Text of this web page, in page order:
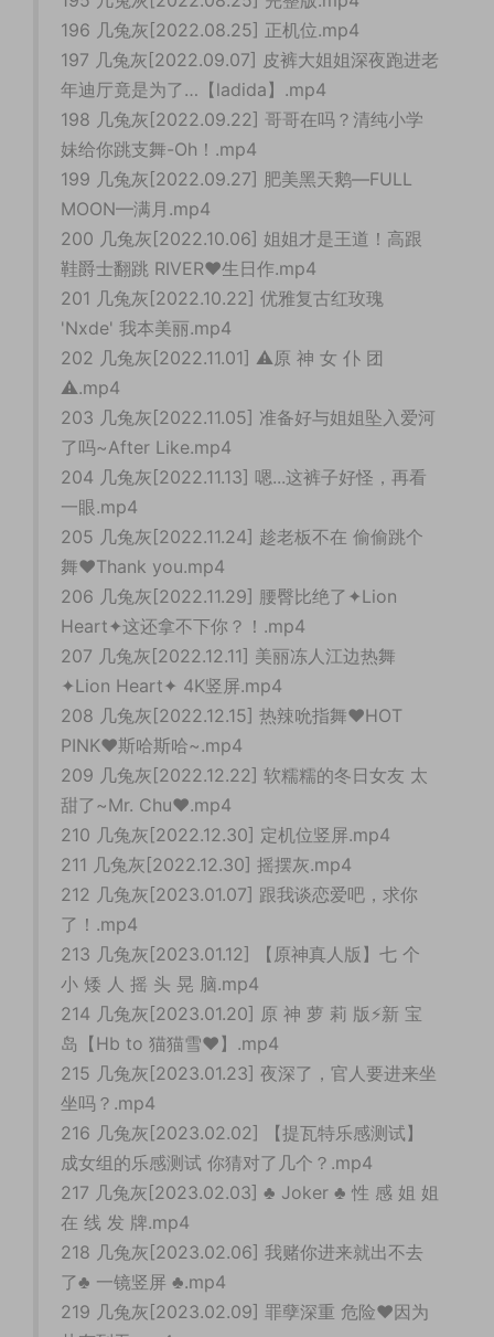
196 几兔灰[2022.08.25] 正机位.mp4
197 几兔灰[2022.09.07] 皮裤大姐姐深夜跑进老
年迪厅竟是为了…【ladida】.mp4
198 几兔灰[2022.09.22] 哥哥在吗？清纯小学
妹给你跳支舞-Oh！.mp4
199 几兔灰[2022.09.27] 肥美黑天鹅—FULL
MOON—满月.mp4
200 几兔灰[2022.10.06] 姐姐才是王道！高跟
鞋爵士翻跳 RIVER❤生日作.mp4
201 几兔灰[2022.10.22] 优雅复古红玫瑰
'Nxde' 我本美丽.mp4
202 几兔灰[2022.11.01] ⚠️原 神 女 仆 团
⚠️.mp4
203 几兔灰[2022.11.05] 准备好与姐姐坠入爱河
了吗~After Like.mp4
204 几兔灰[2022.11.13] 嗯...这裤子好怪，再看
一眼.mp4
205 几兔灰[2022.11.24] 趁老板不在 偷偷跳个
舞♥Thank you.mp4
206 几兔灰[2022.11.29] 腰臀比绝了✦Lion
Heart✦这还拿不下你？！.mp4
207 几兔灰[2022.12.11] 美丽冻人江边热舞
✦Lion Heart✦ 4K竖屏.mp4
208 几兔灰[2022.12.15] 热辣吮指舞❤️HOT
PINK❤️斯哈斯哈~.mp4
209 几兔灰[2022.12.22] 软糯糯的冬日女友 太
甜了~Mr. Chu♥.mp4
210 几兔灰[2022.12.30] 定机位竖屏.mp4
211 几兔灰[2022.12.30] 摇摆灰.mp4
212 几兔灰[2023.01.07] 跟我谈恋爱吧，求你
了！.mp4
213 几兔灰[2023.01.12] 【原神真人版】七 个
小 矮 人 摇 头 晃 脑.mp4
214 几兔灰[2023.01.20] 原 神 萝 莉 版⚡新 宝
岛【Hb to 猫猫雪❤️】.mp4
215 几兔灰[2023.01.23] 夜深了，官人要进来坐
坐吗？.mp4
216 几兔灰[2023.02.02] 【提瓦特乐感测试】
成女组的乐感测试 你猜对了几个？.mp4
217 几兔灰[2023.02.03] ♣️ Joker ♣️ 性 感 姐 姐
在 线 发 牌.mp4
218 几兔灰[2023.02.06] 我赌你进来就出不去
了♣️ 一镜竖屏 ♣️.mp4
219 几兔灰[2023.02.09] 罪孽深重 危险♥因为